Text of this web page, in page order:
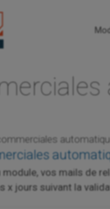
module, vos mails de
x jours suivant la